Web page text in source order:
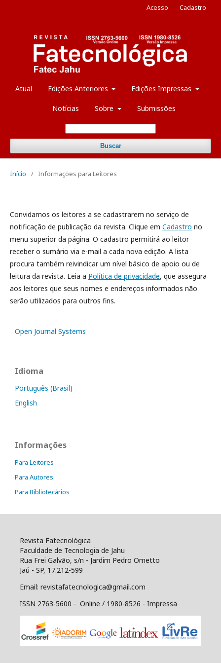
Atual Edições Anteriores Edições Impressas
Notícias Sobre Submissões
Buscar
Acesso Cadastro
Início / Informações para Leitores
Convidamos os leitores a se cadastrarem no serviço de
notificação de publicação da revista. Clique em Cadastro no
menu superior da página. O cadastro permitirá ao leitor
receber o sumário via e-mail a cada nova edição. A lista
procura também reivindicar um nível básico de apoio ou de
leitura da revista. Leia a Política de privacidade, que assegura
aos leitores que seus nomes e endereços informados não
serão utilizados para outros fins.
Open Journal Systems
Idioma
Português (Brasil)
English
Informações
Para Leitores
Para Autores
Para Bibliotecários
Revista Fatecnológica
Faculdade de Tecnologia de Jahu
Rua Frei Galvão, s/n - Jardim Pedro Ometto
Jaú - SP, 17.212-599
Email: revistafatecnologica@gmail.com
ISSN 2763-5600 - Online / 1980-8526 - Impressa